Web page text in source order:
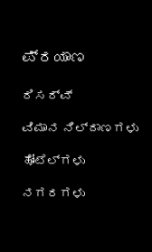
ಪ್ರಯಾಣ
ರಿಸರ್ವ್
ವಿಮಾನ ನಿಲ್ದಾಣಗಳು
ಹೋಟೆಲ್‌ಗಳು
ನಗರಗಳು